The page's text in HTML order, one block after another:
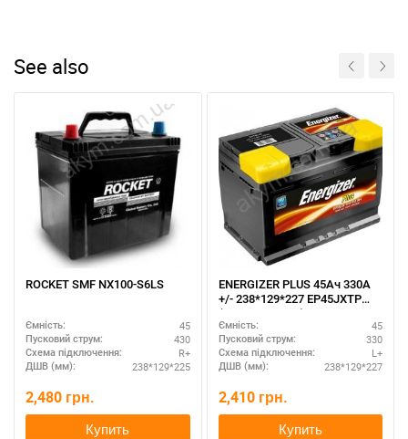
See also
ROCKET SMF NX100-S6LS
Ємність: 45
Пусковий струм: 430
Схема підключення: R+
ДШВ (мм): 238*129*225
2,480 грн.
Купить
ENERGIZER PLUS 45Ач 330A
+/- 238*129*227 EP45JXTP
(тонкие клемы)
Ємність: 45
Пусковий струм: 330
Схема підключення: L+
ДШВ (мм): 238*129*227
2,410 грн.
Купить